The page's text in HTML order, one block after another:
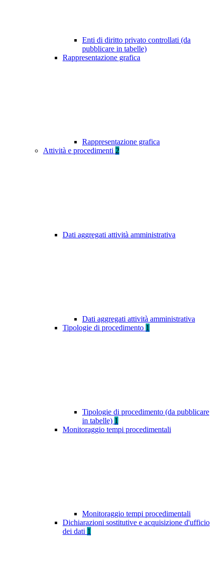
Enti di diritto privato controllati (da
pubblicare in tabelle)
Rappresentazione grafica
Rappresentazione grafica
Attività e procedimenti 2
Dati aggregati attività amministrativa
Dati aggregati attività amministrativa
Tipologie di procedimento 1
Tipologie di procedimento (da pubblicare
in tabelle) 1
Monitoraggio tempi procedimentali
Monitoraggio tempi procedimentali
Dichiarazioni sostitutive e acquisizione d'ufficio
dei dati 1